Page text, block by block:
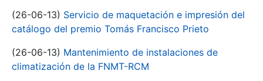
(26-06-13) Servicio de maquetación e impresión del
catálogo del premio Tomás Francisco Prieto
(26-06-13) Mantenimiento de instalaciones de
climatización de la FNMT-RCM